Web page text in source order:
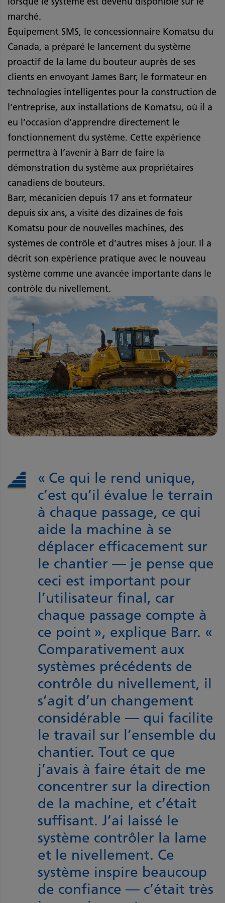
marché.
Équipement SMS, le concessionnaire Komatsu du
Canada, a préparé le lancement du système
proactif de la lame du bouteur auprès de ses
clients en envoyant James Barr, le formateur en
technologies intelligentes pour la construction de
l’entreprise, aux installations de Komatsu, où il a
eu l’occasion d’apprendre directement le
fonctionnement du système. Cette expérience
permettra à l’avenir à Barr de faire la
démonstration du système aux propriétaires
canadiens de bouteurs.
Barr, mécanicien depuis 17 ans et formateur
depuis six ans, a visité des dizaines de fois
Komatsu pour de nouvelles machines, des
systèmes de contrôle et d’autres mises à jour. Il a
décrit son expérience pratique avec le nouveau
système comme une avancée importante dans le
contrôle du nivellement.
« Ce qui le rend unique,
c’est qu’il évalue le terrain
à chaque passage, ce qui
aide la machine à se
déplacer efficacement sur
le chantier — je pense que
ceci est important pour
l’utilisateur final, car
chaque passage compte à
ce point », explique Barr. «
Comparativement aux
systèmes précédents de
contrôle du nivellement, il
s’agit d’un changement
considérable — qui facilite
le travail sur l’ensemble du
chantier. Tout ce que
j’avais à faire était de me
concentrer sur la direction
de la machine, et c’était
suffisant. J’ai laissé le
système contrôler la lame
et le nivellement. Ce
système inspire beaucoup
de confiance — c’était très